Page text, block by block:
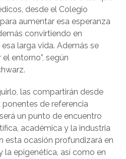
desde el Colegio
aumentar esa esperanza
convirtiendo en
larga vida. Además se
entorno”, según
las compartirán desde
de referencia
un punto de encuentro
académica y la industria
esta ocasión profundizará en
la epigenética, así como en